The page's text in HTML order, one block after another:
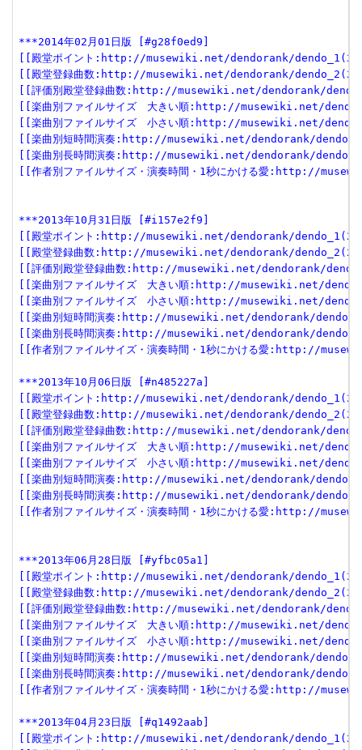
***2014年02月01日版 [#g28f0ed9]
[[殿堂ポイント:http://musewiki.net/dendorank/
[[殿堂登録曲数:http://musewiki.net/dendorank/
[[評価別殿堂登録曲数:http://musewiki.net/dendorank/
[[楽曲別ファイルサイズ　大きい順:http://musewiki.net/
[[楽曲別ファイルサイズ　小さい順:http://musewiki.net/
[[楽曲別短時間演奏:http://musewiki.net/dendorank/
[[楽曲別長時間演奏:http://musewiki.net/dendorank/
[[作者別ファイルサイズ・演奏時間・1秒にかける愛:http://
***2013年10月31日版 [#i157e2f9]
[[殿堂ポイント:http://musewiki.net/dendorank/
[[殿堂登録曲数:http://musewiki.net/dendorank/
[[評価別殿堂登録曲数:http://musewiki.net/dendorank/
[[楽曲別ファイルサイズ　大きい順:http://musewiki.net/
[[楽曲別ファイルサイズ　小さい順:http://musewiki.net/
[[楽曲別短時間演奏:http://musewiki.net/dendorank/
[[楽曲別長時間演奏:http://musewiki.net/dendorank/
[[作者別ファイルサイズ・演奏時間・1秒にかける愛:http://
***2013年10月06日版 [#n485227a]
[[殿堂ポイント:http://musewiki.net/dendorank/
[[殿堂登録曲数:http://musewiki.net/dendorank/
[[評価別殿堂登録曲数:http://musewiki.net/dendorank/
[[楽曲別ファイルサイズ　大きい順:http://musewiki.net/
[[楽曲別ファイルサイズ　小さい順:http://musewiki.net/
[[楽曲別短時間演奏:http://musewiki.net/dendorank/
[[楽曲別長時間演奏:http://musewiki.net/dendorank/
[[作者別ファイルサイズ・演奏時間・1秒にかける愛:http://
***2013年06月28日版 [#yfbc05a1]
[[殿堂ポイント:http://musewiki.net/dendorank/
[[殿堂登録曲数:http://musewiki.net/dendorank/
[[評価別殿堂登録曲数:http://musewiki.net/dendorank/
[[楽曲別ファイルサイズ　大きい順:http://musewiki.net/
[[楽曲別ファイルサイズ　小さい順:http://musewiki.net/
[[楽曲別短時間演奏:http://musewiki.net/dendorank/
[[楽曲別長時間演奏:http://musewiki.net/dendorank/
[[作者別ファイルサイズ・演奏時間・1秒にかける愛:http://
***2013年04月23日版 [#q1492aab]
[[殿堂ポイント:http://musewiki.net/dendorank/